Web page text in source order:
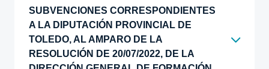
SUBVENCIONES CORRESPONDIENTES
A LA DIPUTACIÓN PROVINCIAL DE
TOLEDO, AL AMPARO DE LA
RESOLUCIÓN DE 20/07/2022, DE LA